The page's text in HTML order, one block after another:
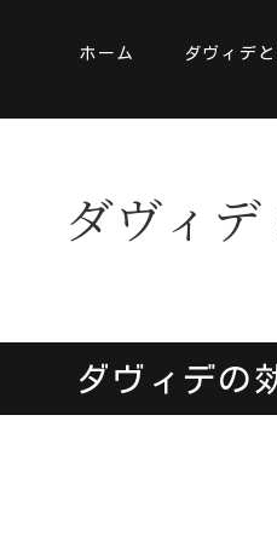
ホーム ダヴィデ
ダヴィ
ダヴィデの